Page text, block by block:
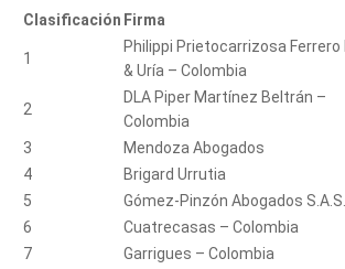
Clasificación Firma
1
Philippi Prietocarrizosa Ferrero
& Uría – Colombia
2
DLA Piper Martínez Beltrán –
Colombia
3 Mendoza Abogados
4
Brigard Urrutia
5
Gómez-Pinzón Abogados S.A.S.
6
Cuatrecasas – Colombia
7
Garrigues – Colombia